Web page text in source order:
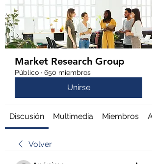
Market Research Group
Público · 650 miembros
Unirse
Discusión Multimedia Miembros
Volver